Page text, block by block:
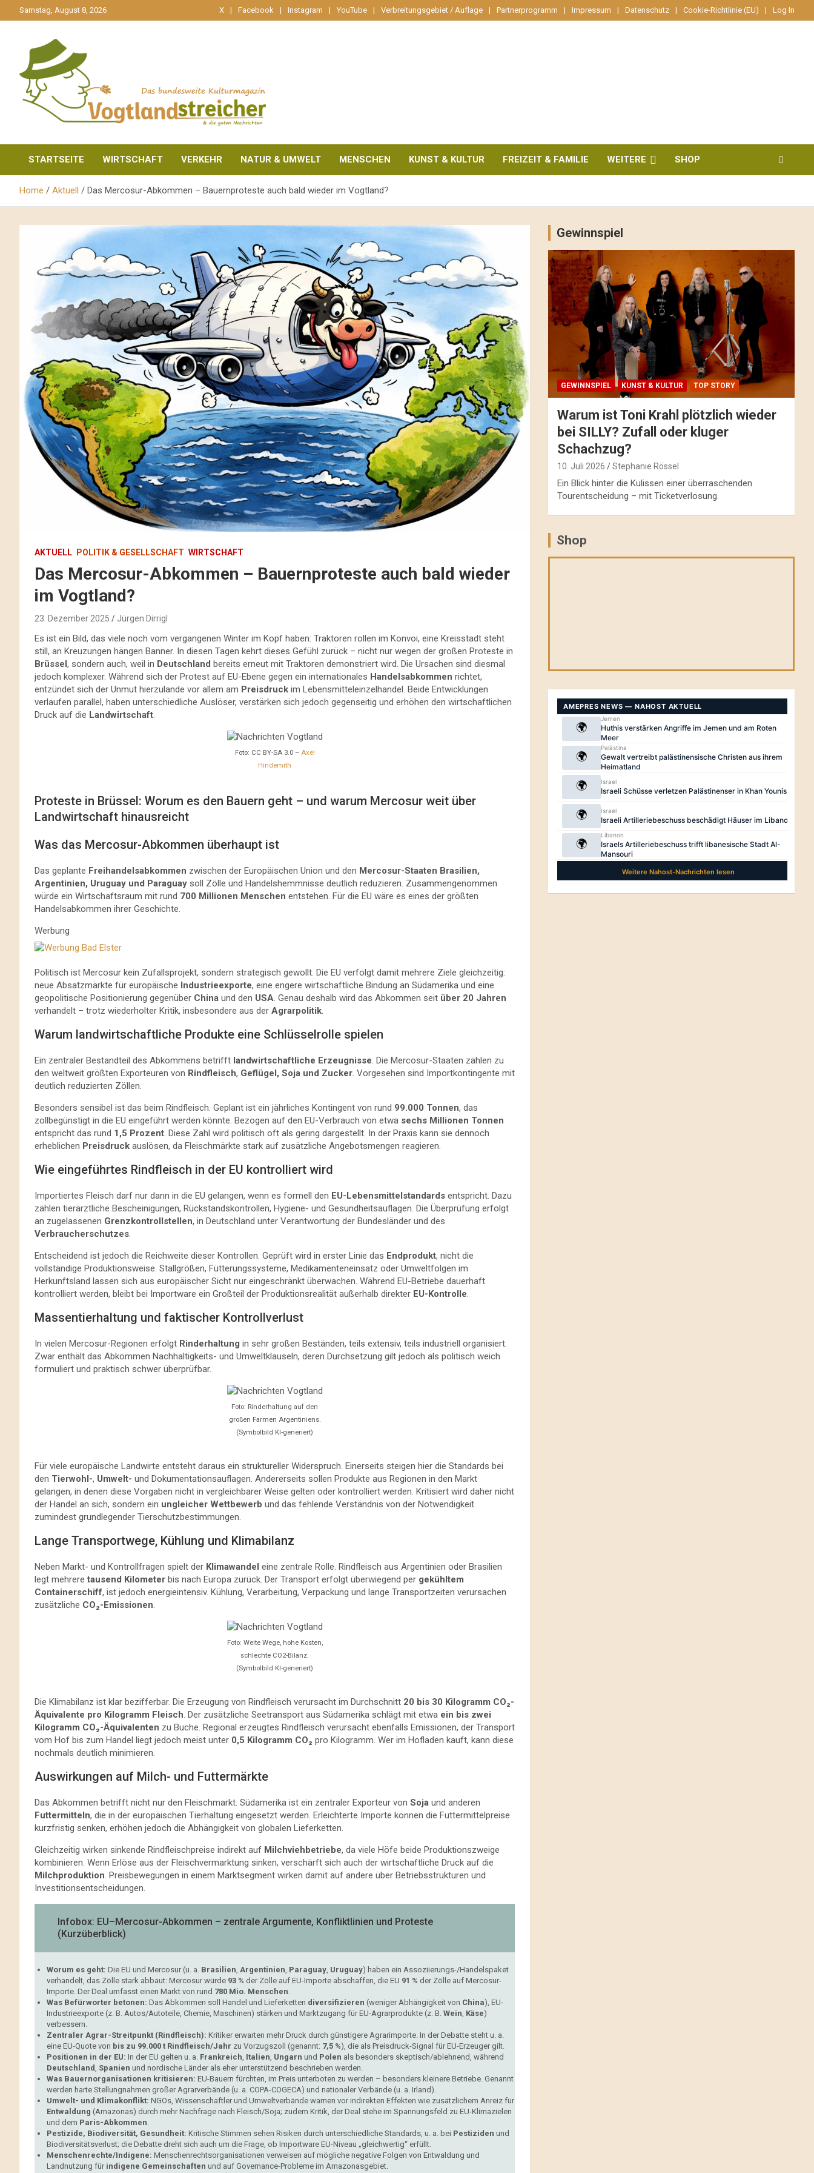
zum
Samstag, August 8, 2026 X Facebook Instagram YouTube Verbreitungsgebiet / Auflage Partnerprogramm Impressum Datenschutz Cookie-Richtlinie (EU) Log In
Vogtlandstreicher
STARTSEITE WIRTSCHAFT VERKEHR NATUR & UMWELT MENSCHEN KUNST & KULTUR FREIZEIT & FAMILIE WEITERE SHOP
Home Aktuell Das Mercosur-Abkommen – Bauernproteste auch bald wieder im Vogtland?
AKTUELL POLITIK & GESELLSCHAFT WIRTSCHAFT
Das Mercosur-Abkommen – Bauernproteste auch bald wieder
im Vogtland?
23. Dezember 2025 Jürgen Dirrigl
Es ist ein Bild, das viele noch vom vergangenen Winter im Kopf haben: Traktoren rollen im Konvoi, eine Kreisstadt steht
still, an Kreuzungen hängen Banner. In diesen Tagen kehrt dieses Gefühl zurück – nicht nur wegen der großen Proteste in
Brüssel, sondern auch, weil in Deutschland bereits erneut mit Traktoren demonstriert wird. Die Ursachen sind diesmal
jedoch komplexer. Während sich der Protest auf EU-Ebene gegen ein internationales Handelsabkommen richtet,
entzündet sich der Unmut hierzulande vor allem am Preisdruck im Lebensmitteleinzelhandel. Beide Entwicklungen
verlaufen parallel, haben unterschiedliche Auslöser, verstärken sich jedoch gegenseitig und erhöhen den wirtschaftlichen
Druck auf die Landwirtschaft
Foto: CC BY-SA 3.0 – Axel
Hindemith
Proteste in Brüssel: Worum es den Bauern geht – und warum Mercosur weit über
Landwirtschaft hinausreicht
Was das Mercosur-Abkommen überhaupt ist
Das geplante Freihandelsabkommen zwischen der Europäischen Union und den Mercosur-Staaten Brasilien,
Argentinien, Uruguay und Paraguay soll Zölle und Handelshemmnisse deutlich reduzieren. Zusammengenommen
würde ein Wirtschaftsraum mit rund 700 Millionen Menschen entstehen. Für die EU wäre es eines der größten
Handelsabkommen ihrer Geschichte.
Werbung
Politisch ist Mercosur kein Zufallsprojekt, sondern strategisch gewollt. Die EU verfolgt damit mehrere Ziele gleichzeitig:
neue Absatzmärkte für europäische Industrieexporte, eine engere wirtschaftliche Bindung an Südamerika und eine
geopolitische Positionierung gegenüber China und den USA. Genau deshalb wird das Abkommen seit über 20 Jahren
verhandelt – trotz wiederholter Kritik, insbesondere aus der Agrarpolitik.
Warum landwirtschaftliche Produkte eine Schlüsselrolle spielen
Ein zentraler Bestandteil des Abkommens betrifft landwirtschaftliche Erzeugnisse. Die Mercosur-Staaten zählen zu
den weltweit größten Exporteuren von Rindfleisch, Geflügel, Soja und Zucker. Vorgesehen sind Importkontingente mit
deutlich reduzierten Zöllen.
Besonders sensibel ist das beim Rindfleisch. Geplant ist ein jährliches Kontingent von rund 99.000 Tonnen, das
zollbegünstigt in die EU eingeführt werden könnte. Bezogen auf den EU-Verbrauch von etwa sechs Millionen Tonnen
entspricht das rund 1,5 Prozent. Diese Zahl wird politisch oft als gering dargestellt. In der Praxis kann sie dennoch
erheblichen Preisdruck auslösen, da Fleischmärkte stark auf zusätzliche Angebotsmengen reagieren.
Wie eingeführtes Rindfleisch in der EU kontrolliert wird
Importiertes Fleisch darf nur dann in die EU gelangen, wenn es formell den EU-Lebensmittelstandards entspricht. Dazu
zählen tierärztliche Bescheinigungen, Rückstandskontrollen, Hygiene- und Gesundheitsauflagen. Die Überprüfung erfolgt
an zugelassenen Grenzkontrollstellen, in Deutschland unter Verantwortung der Bundesländer und des
Verbraucherschutzes.
Entscheidend ist jedoch die Reichweite dieser Kontrollen. Geprüft wird in erster Linie das Endprodukt, nicht die
vollständige Produktionsweise. Stallgrößen, Fütterungssysteme, Medikamenteneinsatz oder Umweltfolgen im
Herkunftsland lassen sich aus europäischer Sicht nur eingeschränkt überwachen. Während EU-Betriebe dauerhaft
kontrolliert werden, bleibt bei Importware ein Großteil der Produktionsrealität außerhalb direkter EU-Kontrolle.
Massentierhaltung und faktischer Kontrollverlust
In vielen Mercosur-Regionen erfolgt Rinderhaltung in sehr großen Beständen, teils extensiv, teils industriell organisiert.
Zwar enthält das Abkommen Nachhaltigkeits- und Umweltklauseln, deren Durchsetzung gilt jedoch als politisch weich
formuliert und praktisch schwer überprüfbar.
Foto: Rinderhaltung auf den
großen Farmen Argentiniens.
(Symbolbild KI-generiert)
Für viele europäische Landwirte entsteht daraus ein struktureller Widerspruch. Einerseits steigen hier die Standards bei
den Tierwohl-, Umwelt- und Dokumentationsauflagen. Andererseits sollen Produkte aus Regionen in den Markt
gelangen, in denen diese Vorgaben nicht in vergleichbarer Weise gelten oder kontrolliert werden. Kritisiert wird daher nicht
der Handel an sich, sondern ein ungleicher Wettbewerb und das fehlende Verständnis von der Notwendigkeit
zumindest grundlegender Tierschutzbestimmungen.
Lange Transportwege, Kühlung und Klimabilanz
Neben Markt- und Kontrollfragen spielt der Klimawandel eine zentrale Rolle. Rindfleisch aus Argentinien oder Brasilien
legt mehreretausend Kilometer bis nach Europa zurück. Der Transport erfolgt überwiegend per gekühltem
Containerschiff, ist jedoch energieintensiv. Kühlung, Verarbeitung, Verpackung und lange Transportzeiten verursachen
zusätzliche CO₂-Emissionen.
Foto: Weite Wege, hohe Kosten,
schlechte CO2-Bilanz.
(Symbolbild KI-generiert)
Die Klimabilanz ist klar bezifferbar. Die Erzeugung von Rindfleisch verursacht im Durchschnitt 20 bis 30 Kilogramm CO₂-
Äquivalente pro Kilogramm Fleisch. Der zusätzliche Seetransport aus Südamerika schlägt mit etwa ein bis zwei
Kilogramm CO₂-Äquivalenten zu Buche. Regional erzeugtes Rindfleisch verursacht ebenfalls Emissionen, der Transport
vom Hof bis zum Handel liegt jedoch meist unter 0,5 Kilogramm CO₂ pro Kilogramm. Wer im Hofladen kauft, kann diese
nochmals deutlich minimieren.
Auswirkungen auf Milch- und Futtermärkte
Das Abkommen betrifft nicht nur den Fleischmarkt. Südamerika ist ein zentraler Exporteur von Soja und anderen
Futtermitteln, die in der europäischen Tierhaltung eingesetzt werden. Erleichterte Importe können die Futtermittelpreise
kurzfristig senken, erhöhen jedoch die Abhängigkeit von globalen Lieferketten.
Gleichzeitig wirken sinkende Rindfleischpreise indirekt auf Milchviehbetriebe, da viele Höfe beide Produktionszweige
kombinieren. Wenn Erlöse aus der Fleischvermarktung sinken, verschärft sich auch der wirtschaftliche Druck auf die
Milchproduktion. Preisbewegungen in einem Marktsegment wirken damit auf andere über Betriebsstrukturen und
Investitionsentscheidungen.
Infobox: EU–Mercosur-Abkommen – zentrale Argumente, Konfliktlinien und Proteste
(Kurzüberblick)
Worum es geht: Die EU und Mercosur (u. a. Brasilien, Argentinien, Paraguay, Uruguay) haben ein Assoziierungs-/Handelspaket
verhandelt, das Zölle stark abbaut: Mercosur würde 93 % der Zölle auf EU-Importe abschaffen, die EU 91 % der Zölle auf Mercosur-
Importe. Der Deal umfasst einen Markt von rund 780 Mio. Menschen.
Was Befürworter betonen: Das Abkommen soll Handel und Lieferketten diversifizieren (weniger Abhängigkeit von China), EU-
Industrieexporte (z. B. Autos/Autoteile, Chemie, Maschinen) stärken und Marktzugang für EU-Agrarprodukte (z. B. Wein, Käse)
verbessern.
Zentraler Agrar-Streitpunkt (Rindfleisch): Kritiker erwarten mehr Druck durch günstigere Agrarimporte. In der Debatte steht u. a.
eine EU-Quote von bis zu 99.000 t Rindfleisch/Jahr zu Vorzugszoll (genannt: 7,5 %), die als Preisdruck-Signal für EU-Erzeuger gilt.
Positionen in der EU: In der EU gelten u. a. Frankreich, Italien, Ungarn und Polen als besonders skeptisch/ablehnend, während
Deutschland, Spanien und nordische Länder als eher unterstützend beschrieben werden.
Was Bauernorganisationen kritisieren: EU-Bauern fürchten, im Preis unterboten zu werden – besonders kleinere Betriebe. Genannt
werden harte Stellungnahmen großer Agrarverbände (u. a. COPA-COGECA) und nationaler Verbände (u. a. Irland).
Umwelt- und Klimakonflikt: NGOs, Wissenschaftler und Umweltverbände warnen vor indirekten Effekten wie zusätzlichem Anreiz für
Entwaldung (Amazonas) durch mehr Nachfrage nach Fleisch/Soja; zudem Kritik, der Deal stehe im Spannungsfeld zu EU-Klimazielen
und dem Paris-Abkommen.
Pestizide, Biodiversität, Gesundheit: Kritische Stimmen sehen Risiken durch unterschiedliche Standards, u. a. bei Pestiziden und
Biodiversitätsverlust; die Debatte dreht sich auch um die Frage, ob Importware EU-Niveau „gleichwertig“ erfüllt.
Menschenrechte/Indigene: Menschenrechtsorganisationen verweisen auf mögliche negative Folgen von Entwaldung und
Landnutzung für indigene Gemeinschaften und auf Governance-Probleme im Amazonasgebiet.
Gewinnspiel
GEWINNSPIEL KUNST & KULTUR TOP STORY
Warum ist Toni Krahl plötzlich wieder
bei SILLY? Zufall oder kluger
Schachzug?
10. Juli 2026 Stephanie Rössel
Ein Blick hinter die Kulissen einer überraschenden
Tourentscheidung – mit Ticketverlosung.
Shop